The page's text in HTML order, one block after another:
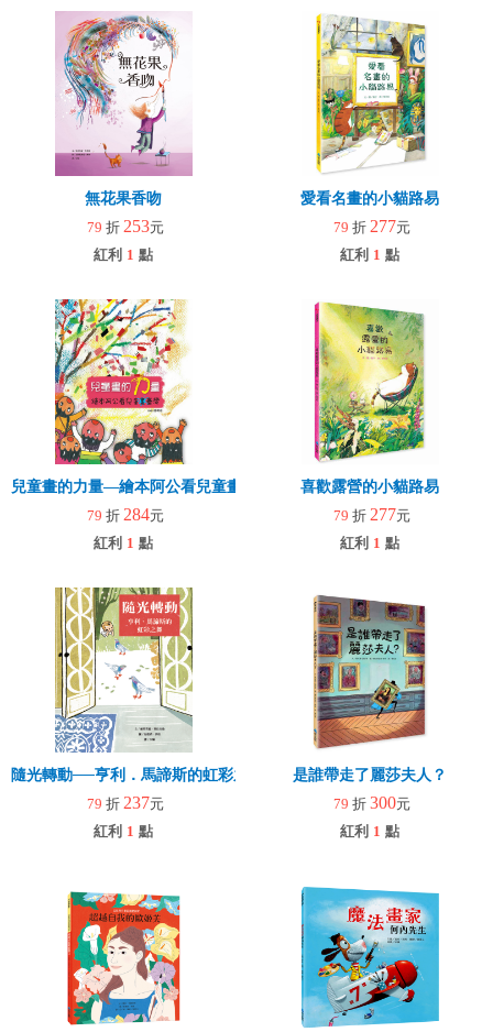
無花果香吻
79 折 253元
紅利 1 點
愛看名畫的小貓路易
79 折 277元
紅利 1 點
兒童畫的力量―繪本阿公看兒童畫臺灣
79 折 284元
紅利 1 點
喜歡露營的小貓路易
79 折 277元
紅利 1 點
隨光轉動──亨利．馬諦斯的虹彩之舞
79 折 237元
紅利 1 點
是誰帶走了麗莎夫人？
79 折 300元
紅利 1 點